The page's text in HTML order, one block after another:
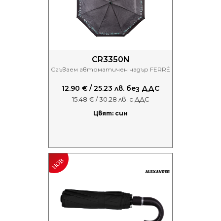
CR3350N
Сгъваем автоматичен чадър FERRÉ
12.90 € / 25.23 лв. без ДДС
15.48 € / 30.28 лв. с ДДС
Цвят: син